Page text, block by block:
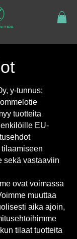
y-tunnus;
tuotteita
EU-
sekä vastaaviin
ovat voimassa
muuttaa
aika ajoin,
tilaat tuotteita